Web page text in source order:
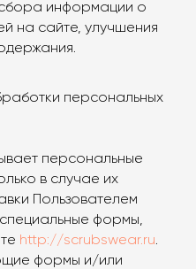
сбора информации о
на сайте, улучшения
персональных
персональные
в случае их
Пользователем
формы,
http://scrubswear.ru.
формы и/или